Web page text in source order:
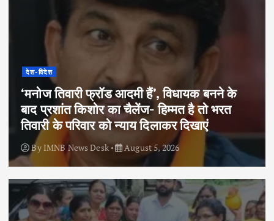
देश-विदेश
‘मनोज तिवारी फ्रॉड आदमी हैं’, विधायक बनने के
बाद प्रशांत किशोर का चैलेंज- हिम्मत है तो भरत
तिवारी के परिवार को न्याय दिलाकर दिखाएं
By IMNB News Desk August 5, 2026